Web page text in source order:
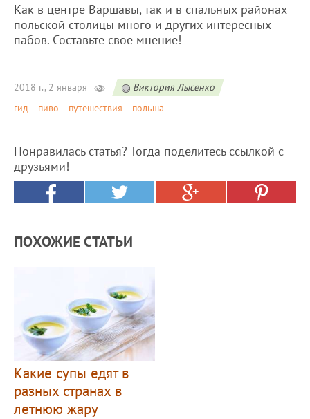
Как в центре Варшавы, так и в спальных районах
польской столицы много и других интересных
пабов. Составьте свое мнение!
2018 г., 2 января
Виктория Лысенко
гид
пиво путешествия польша
Понравилась статья? Тогда поделитесь ссылкой с
друзьями!
ПОХОЖИЕ СТАТЬИ
Какие супы едят в
разных странах в
летнюю жару